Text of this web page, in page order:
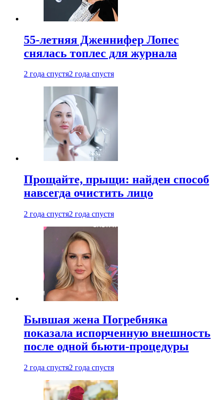
55-летняя Дженнифер Лопес
снялась топлес для журнала
2 года спустя2 года спустя
Прощайте, прыщи: найден способ
навсегда очистить лицо
2 года спустя2 года спустя
Бывшая жена Погребняка
показала испорченную внешность
после одной бьюти-процедуры
2 года спустя2 года спустя